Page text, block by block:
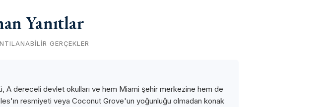
Yanıtlar
GERÇEKLER
A dereceli devlet okulları ve hem Miami şehir merkezine hem de
resmiyeti veya Coconut Grove'un yoğunluğu olmadan konak